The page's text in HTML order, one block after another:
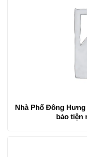
Nhà Phố Đông Hưng Residences
bảo tiện